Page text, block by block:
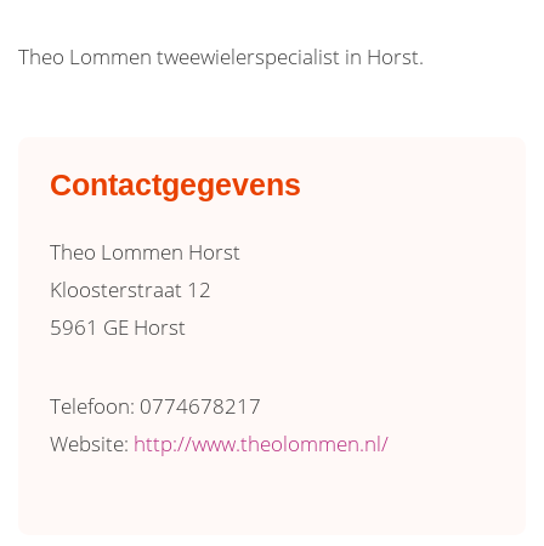
Theo Lommen tweewielerspecialist in Horst.
Contactgegevens
Theo Lommen Horst
Kloosterstraat 12
5961 GE Horst
Telefoon: 0774678217
Website: http://www.theolommen.nl/